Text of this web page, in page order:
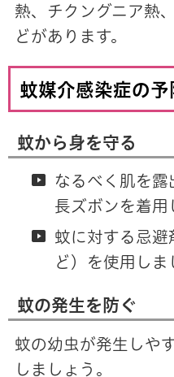
熱、チクングニア熱
どがあります。
蚊媒介感染症の予
蚊から身を守る
なるべく肌を露
長ズボンを着用
蚊に対する忌避
ど）を使用しま
蚊の発生を防ぐ
蚊の幼虫が発生しや
しましょう。